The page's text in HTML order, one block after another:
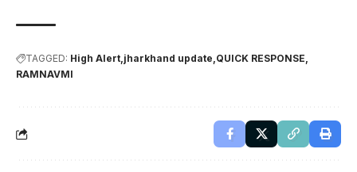
TAGGED: High Alert jharkhand update QUICK RESPONSE
RAMNAVMI